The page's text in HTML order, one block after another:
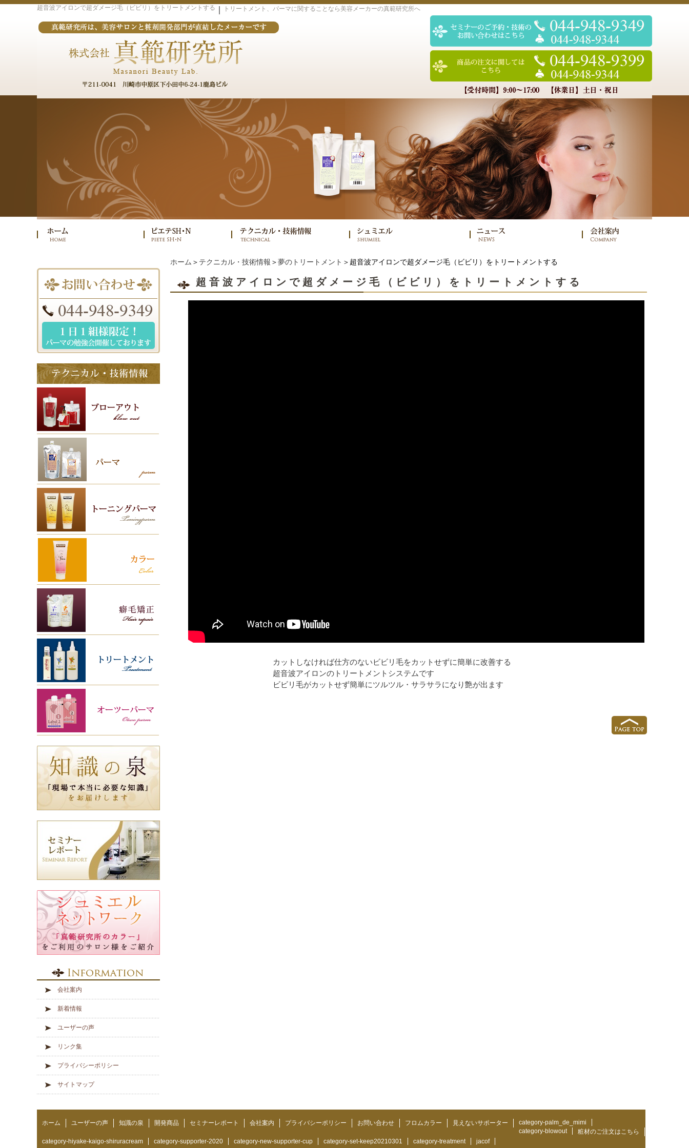
超音波アイロンで超ダメージ毛（ビビリ）をトリートメントする トリートメント、パーマに関することなら美容メーカーの真範研究所へ
ホーム ＞ テクニカル・技術情報 ＞夢のトリートメント ＞超音波アイロンで超ダメージ毛（ビビリ）をトリートメントする
超音波アイロンで超ダメージ毛（ビビリ）をトリートメントする
カットしなければ仕方のないビビリ毛をカットせずに簡単に改善する
超音波アイロンのトリートメントシステムです
ビビリ毛がカットせず簡単にツルツル・サラサラになり艶が出ます
会社案内
新着情報
ユーザーの声
リンク集
プライバシーポリシー
サイトマップ
ホーム ユーザーの声 知識の泉 開発商品 セミナーレポート 会社案内 プライバシーポリシー お問い合わせ フロムカラー 見えないサポーター
category-palm_de_mimi
category-blowout
粧材のご注文はこちら
category-hiyake-kaigo-shiruracream
category-supporter-2020 category-new-supporter-cup category-set-keep20210301 category-treatment jacof